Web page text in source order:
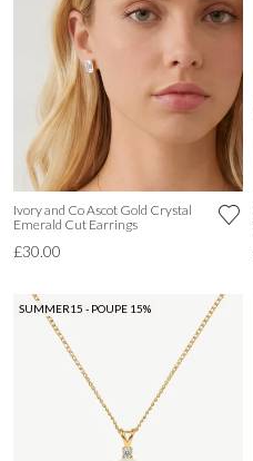
Ivory and Co Ascot Gold Crystal
Emerald Cut Earrings
£30.00
SUMMER15 - POUPE 15%